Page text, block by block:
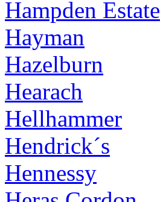
Hampden Estate
Hayman
Hazelburn
Hearach
Hellhammer
Hendrick´s
Hennessy